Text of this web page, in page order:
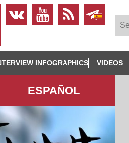
INFOGRAPHICS VIDEOS
ESPAÑOL